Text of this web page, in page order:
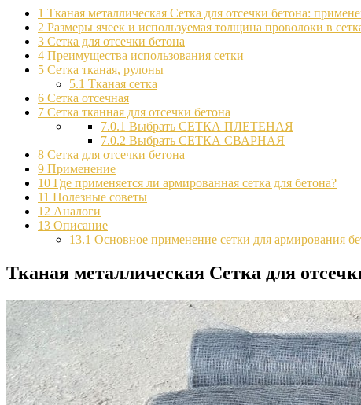
1 Тканая металлическая Сетка для отсечки бетона:
2 Размеры ячеек и используемая толщина проволоки в
3 Сетка для отсечки бетона
4 Преимущества использования сетки
5 Сетка тканая, рулоны
5.1 Тканая сетка
6 Сетка отсечная
7 Сетка тканная для отсечки бетона
7.0.1 Выбрать СЕТКА ПЛЕТЕНАЯ
7.0.2 Выбрать СЕТКА СВАРНАЯ
8 Сетка для отсечки бетона
9 Применение
10 Где применяется ли армированная сетка для бетона?
11 Полезные советы
12 Аналоги
13 Описание
13.1 Основное применение сетки для армирования
Тканая металлическая Сетка для